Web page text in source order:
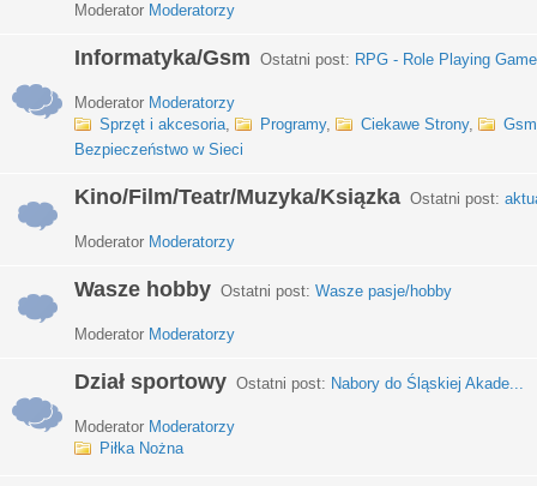
Moderator Moderatorzy
Informatyka/Gsm Ostatni post: RPG - Role Playing
Moderator Moderatorzy
Sprzęt i akcesoria, Programy, Ciekawe Strony,
Gsm
Bezpieczeństwo w Sieci
Kino/Film/Teatr/Muzyka/Ksiązka Ostatni post:
Moderator Moderatorzy
Wasze hobby Ostatni post: Wasze pasje/hobby
Moderator Moderatorzy
Dział sportowy Ostatni post: Nabory do Śląskiej Akade...
Moderator Moderatorzy
Piłka Nożna